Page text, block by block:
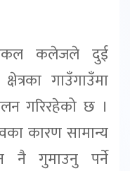
कलेजले दुई
गाउँगाउँमा
गरिरहेको छ ।
कारण सामान्य
नै गुमाउनु पर्ने